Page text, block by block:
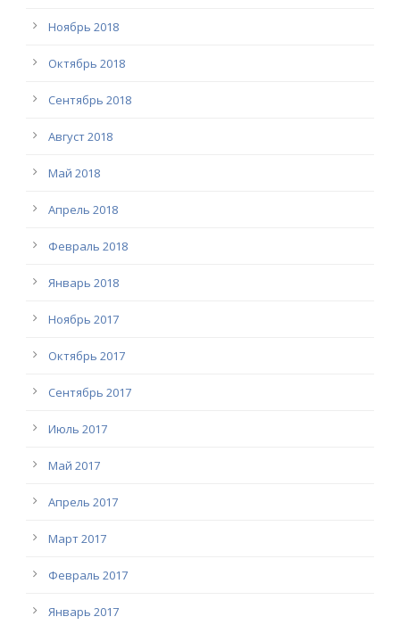
Ноябрь 2018
Октябрь 2018
Сентябрь 2018
Август 2018
Май 2018
Апрель 2018
Февраль 2018
Январь 2018
Ноябрь 2017
Октябрь 2017
Сентябрь 2017
Июль 2017
Май 2017
Апрель 2017
Март 2017
Февраль 2017
Январь 2017